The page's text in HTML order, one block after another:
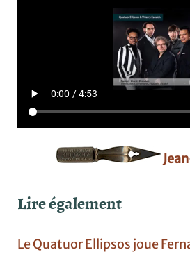
Lire également
Le Quatuor Ellipsos joue